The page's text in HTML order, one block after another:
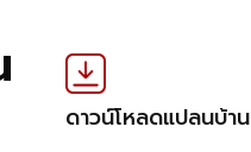
ดาวน์โหลดแปลนบ้าน